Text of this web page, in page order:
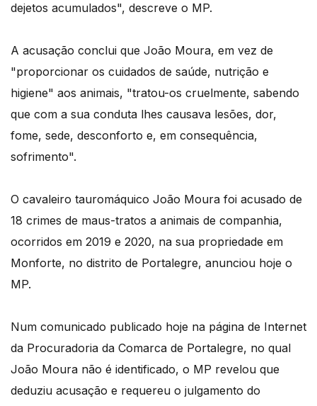
dejetos acumulados", descreve o MP.
A acusação conclui que João Moura, em vez de
"proporcionar os cuidados de saúde, nutrição e
higiene" aos animais, "tratou-os cruelmente, sabendo
que com a sua conduta lhes causava lesões, dor,
fome, sede, desconforto e, em consequência,
sofrimento".
O cavaleiro tauromáquico João Moura foi acusado de
18 crimes de maus-tratos a animais de companhia,
ocorridos em 2019 e 2020, na sua propriedade em
Monforte, no distrito de Portalegre, anunciou hoje o
MP.
Num comunicado publicado hoje na página de Internet
da Procuradoria da Comarca de Portalegre, no qual
João Moura não é identificado, o MP revelou que
deduziu acusação e requereu o julgamento do